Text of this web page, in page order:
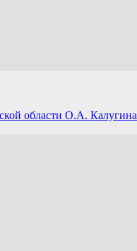
области О.А. Калугина